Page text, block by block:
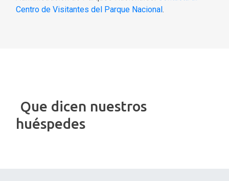
Centro de Visitantes del Parque Nacional .
Que dicen nuestros
huéspedes